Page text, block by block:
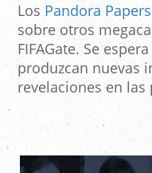
Los Pandora Papers
sobre otros
FIFAGate. Se
produzcan nuevas
revelaciones en